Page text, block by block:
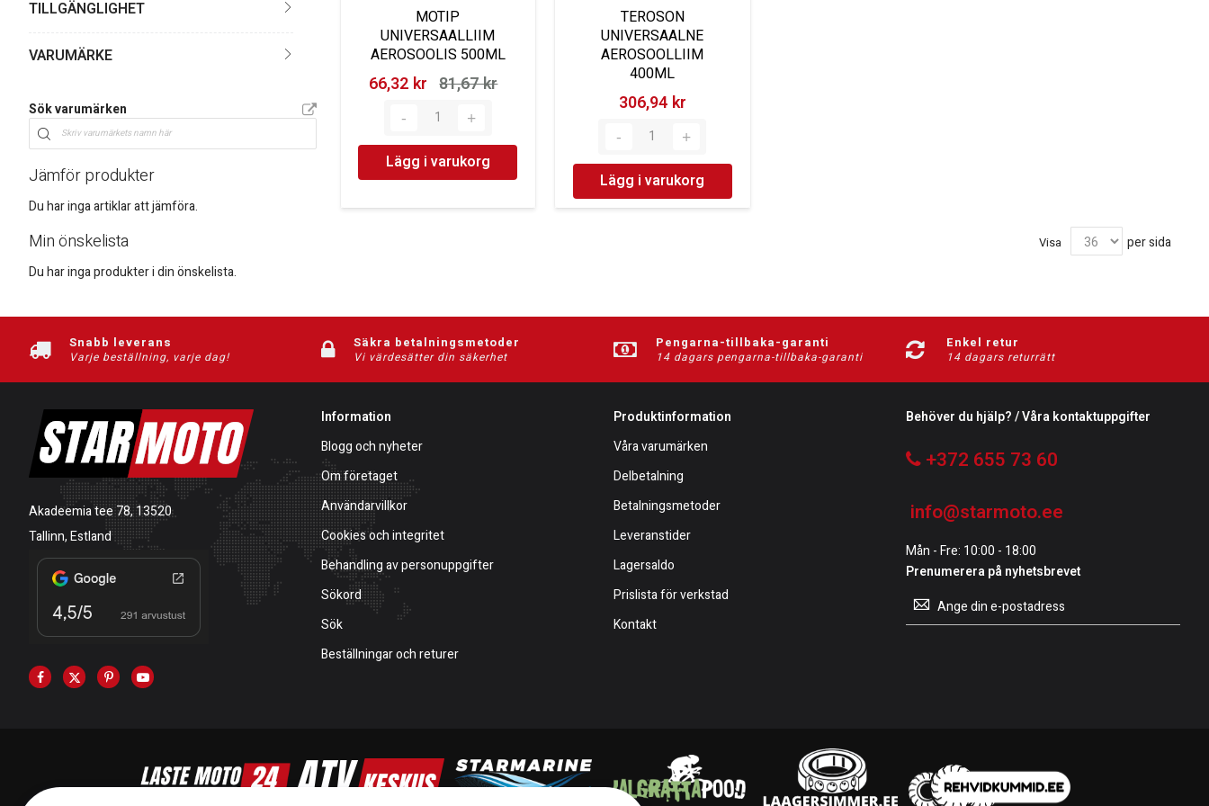
MOTIP
UNIVERSAALLIIM
AEROSOOLIS 500ML
66,32 kr‎ 81,67 kr‎
Lägg i varukorg
TEROSON
UNIVERSAALNE
AEROSOOLLIIM
400ML
306,94 kr‎
Lägg i varukorg
Visa per sida
TILLGÄNGLIGHET
VARUMÄRKE
Sök varumärken
Jämför produkter
Du har inga artiklar att jämföra.
Min önskelista
Du har inga produkter i din önskelista.
Snabb leverans
Varje beställning, varje dag!
Säkra betalningsmetoder
Vi värdesätter din säkerhet
Pengarna-tillbaka-garanti
14 dagars pengarna-tillbaka-garanti
Enkel retur
14 dagars returrätt
Akadeemia tee 78, 13520
Tallinn, Estland
Information
Blogg och nyheter
Om företaget
Användarvillkor
Cookies och integritet
Behandling av personuppgifter
Sökord
Sök
Beställningar och returer
Produktinformation
Våra varumärken
Delbetalning
Betalningsmetoder
Leveranstider
Lagersaldo
Prislista för verkstad
Kontakt
Behöver du hjälp? / Våra kontaktuppgifter
+372 655 73 60
info@starmoto.ee
Mån - Fre: 10:00 - 18:00
Prenumerera på nyhetsbrevet
Prenumerera
på
vårt